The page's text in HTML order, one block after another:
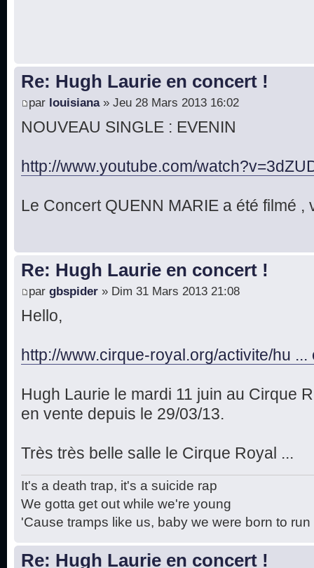
Re: Hugh Laurie en concert !
par louisiana» Jeu 28 Mars 2013 16:02
NOUVEAU SINGLE : EVENIN
http://www.youtube.com/
Le Concert QUENN MARIE a été filmé ,
Re: Hugh Laurie en concert !
par gbspider » Dim 31 Mars 2013 21:08
Hello,
http://www.cirque-royal.org/activite/hu ...
Hugh Laurie le mardi 11 juin au Cirque
en vente depuis le 29/03/13.
Très très belle salle le Cirque Royal ...
It's a death trap, it's a suicide rap
We gotta get out while we're young
'Cause tramps like us, baby we were born to run
Re: Hugh Laurie en concert !